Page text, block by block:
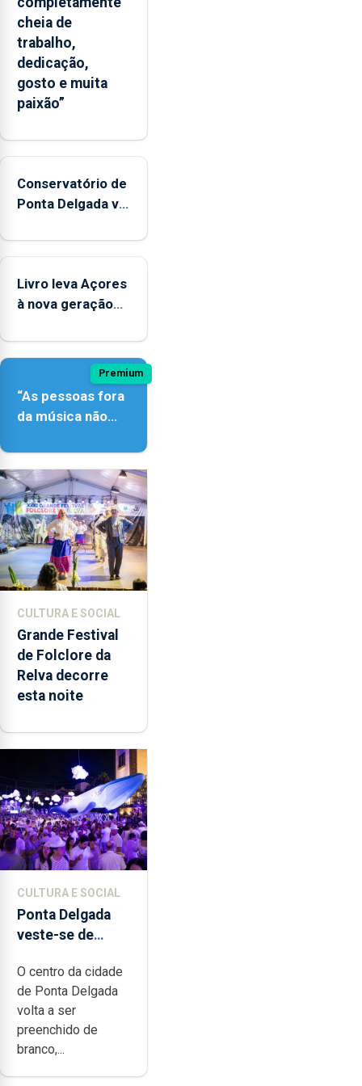
cheia de
trabalho,
dedicação,
gosto e muita
paixão”
Conservatório de
Ponta Delgada vai
novos
Livro leva Açores
à nova geração
Premium
“As pessoas fora
da música não
quão difícil é
produzir uma
música”
CULTURA E SOCIAL
Grande Festival
de Folclore da
Relva decorre
esta noite
CULTURA E SOCIAL
Ponta Delgada
veste-se de
O centro da cidade
de Ponta Delgada
volta a ser
preenchido de
branco,...